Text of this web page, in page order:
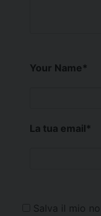
Your Name*
La tua email*
Salva il mio